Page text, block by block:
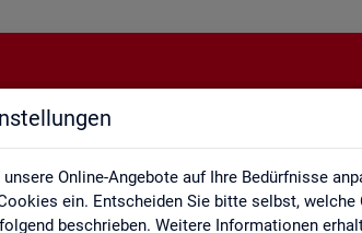
Online-Angebote auf Ihre Bedürfnisse
ein. Entscheiden Sie bitte selbst,
beschrieben. Weitere Informationen